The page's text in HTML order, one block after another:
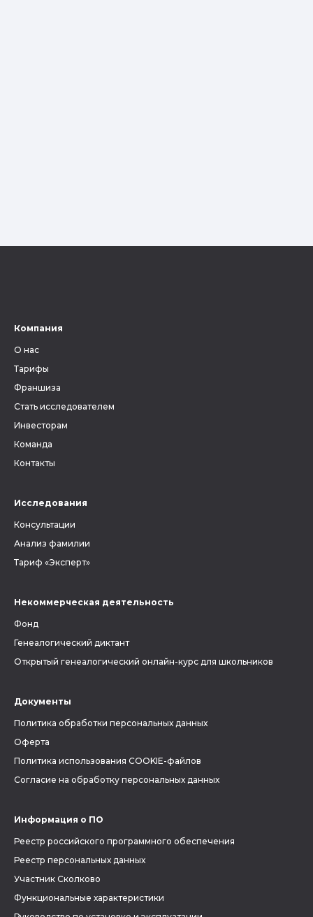
Компания
О нас
Тарифы
Франшиза
Стать исследователем
Инвесторам
Команда
Контакты
Исследования
Консультации
Анализ фамилии
Тариф «Эксперт»
Некоммерческая деятельность
Фонд
Генеалогический диктант
Открытый генеалогический онлайн-курс для школьников
Документы
Политика обработки персональных данных
Оферта
Политика использования COOKIE-файлов
Согласие на обработку персональных данных
Информация о ПО
Реестр российского программного обеспечения
Реестр персональных данных
Участник Сколково
Функциональные характеристики